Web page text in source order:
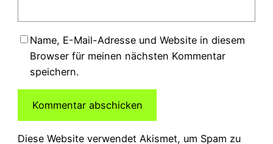
Name, E-Mail-Adresse und Website in diesem
Browser für meinen nächsten Kommentar
speichern.
Diese Website verwendet Akismet, um Spam zu